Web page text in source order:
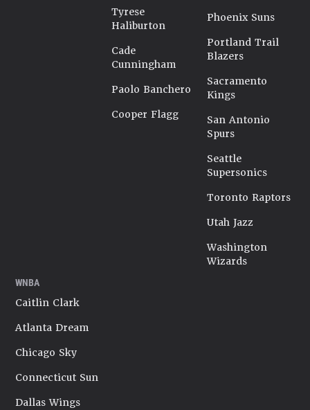
Tyrese
Haliburton
Cade
Cunningham
Paolo Banchero
Cooper Flagg
Phoenix Suns
Portland Trail
Blazers
Sacramento
Kings
San Antonio
Spurs
Seattle
Supersonics
Toronto Raptors
Utah Jazz
Washington
Wizards
WNBA
Caitlin Clark
Atlanta Dream
Chicago Sky
Connecticut Sun
Dallas Wings